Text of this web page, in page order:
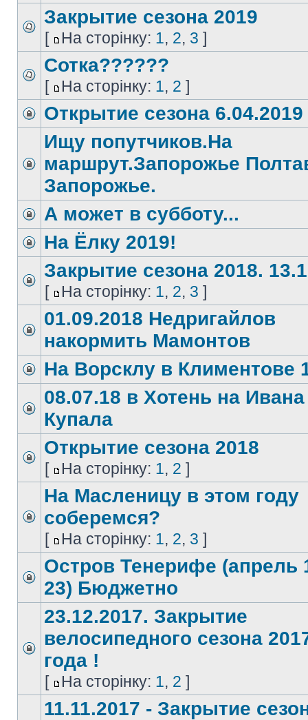
Закрытие сезона 2019
[ На сторінку: 1, 2, 3 ]
Сотка??????
[ На сторінку: 1, 2 ]
Открытие сезона 6.04.2019
Ищу попутчиков.На
маршрут.Запорожье
Запорожье.
А может в субботу...
На Ёлку 2019!
Закрытие сезона 2018.
[ На сторінку: 1, 2, 3 ]
01.09.2018 Недригайлов
накормить Мамонтов
На Ворсклу в Климентове
08.07.18 в Хотень на Ивана
Купала
Открытие сезона 2018
[ На сторінку: 1, 2 ]
На Масленицу в этом году
соберемся?
[ На сторінку: 1, 2, 3 ]
Остров Тенерифе (апрель
23) Бюджетно
23.12.2017. Закрытие
велосипедного сезона
года !
[ На сторінку: 1, 2 ]
11.11.2017 - Закрытие